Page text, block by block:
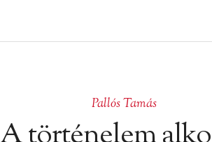
Pallós Tamás